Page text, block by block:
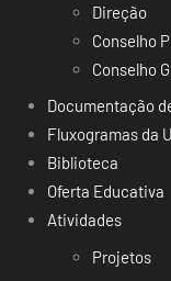
Direção
Conselho
Conselho
Documentação
Fluxogramas da
Biblioteca
Oferta Educativa
Atividades
Projetos